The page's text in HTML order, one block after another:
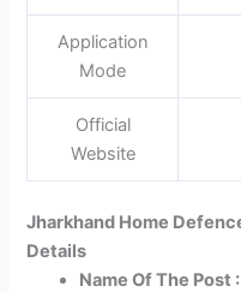
Application
Mode
Official
Website
Jharkhand Home
Details
Name Of The Post